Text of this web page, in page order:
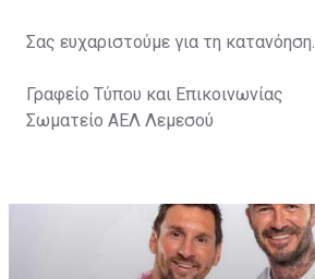
Σας ευχαριστούμε για τη κατανόηση.
Γραφείο Τύπου και Επικοινωνίας
Σωματείο ΑΕΛ Λεμεσού